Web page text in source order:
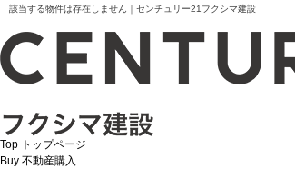
該当する物件は存在しません｜センチュリー21フクシマ建設
Top トップページ
Buy 不動産購入